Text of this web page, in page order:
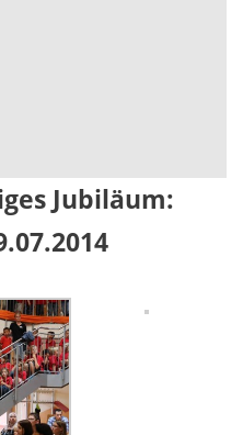
Jubiläum: